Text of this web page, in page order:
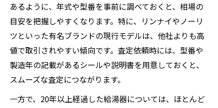
あるように、年式や型番を事前に調べておくと、相場の
目安を把握しやすくなります。特に、リンナイやノーリ
ツといった有名ブランドの現行モデルは、他社よりも高
値で取引されやすい傾向です。査定依頼時には、型番や
製造年の記載があるシールや説明書を用意しておくと、
スムーズな査定につながります。
一方で、20年以上経過した給湯器については、ほとんど